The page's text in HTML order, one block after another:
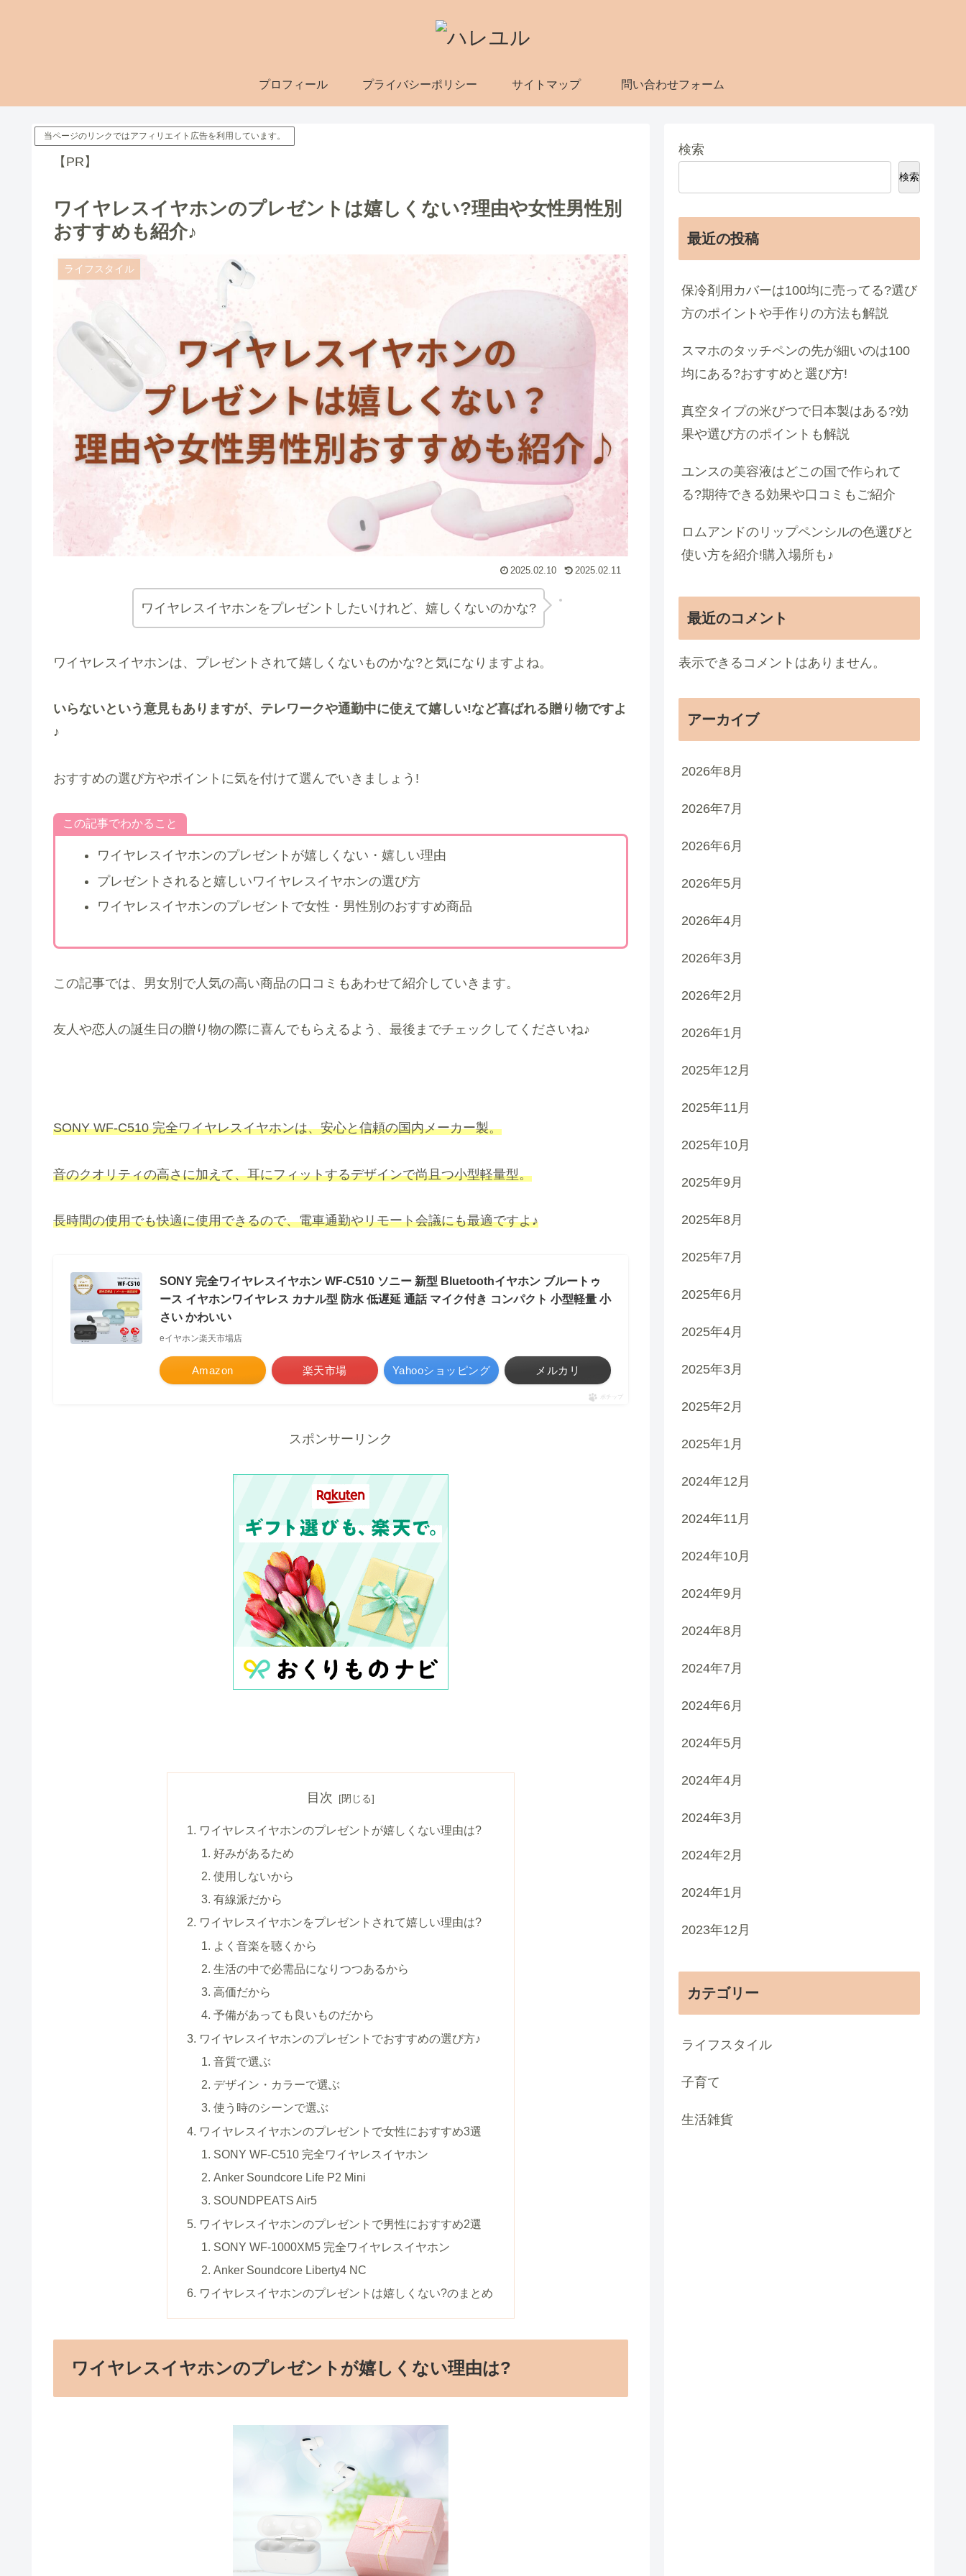
プロフィール プライバシーポリシー サイトマップ 問い合わせフォーム
当ページのリンクではアフィリエイト広告を利用しています。
【PR】
ワイヤレスイヤホンのプレゼントは嬉しくない?理由や女性男性別
おすすめも紹介♪
ライフスタイル
2025.02.10 2025.02.11
ワイヤレスイヤホンをプレゼントしたいけれど、嬉しくないのかな?
ワイヤレスイヤホンは、プレゼントされて嬉しくないものかな?と気になりますよね。
いらないという意見もありますが、テレワークや通勤中に使えて嬉しい!など喜ばれる贈り物ですよ
♪
おすすめの選び方やポイントに気を付けて選んでいきましょう!
この記事でわかること
ワイヤレスイヤホンのプレゼントが嬉しくない・嬉しい理由
プレゼントされると嬉しいワイヤレスイヤホンの選び方
ワイヤレスイヤホンのプレゼントで女性・男性別のおすすめ商品
この記事では、男女別で人気の高い商品の口コミもあわせて紹介していきます。
友人や恋人の誕生日の贈り物の際に喜んでもらえるよう、最後までチェックしてくださいね♪
SONY WF-C510 完全ワイヤレスイヤホンは、安心と信頼の国内メーカー製。
音のクオリティの高さに加えて、耳にフィットするデザインで尚且つ小型軽量型。
長時間の使用でも快適に使用できるので、電車通勤やリモート会議にも最適ですよ♪
SONY 完全ワイヤレスイヤホン WF-C510 ソニー 新型 Bluetoothイヤホン ブルートゥ
ース イヤホンワイヤレス カナル型 防水 低遅延 通話 マイク付き コンパクト 小型軽量 小
さい かわいい
eイヤホン楽天市場店
Amazon 楽天市場 Yahooショッピング メルカリ
ポチップ
スポンサーリンク
目次
ワイヤレスイヤホンのプレゼントが嬉しくない理由は?
好みがあるため
使用しないから
有線派だから
ワイヤレスイヤホンをプレゼントされて嬉しい理由は?
よく音楽を聴くから
生活の中で必需品になりつつあるから
高価だから
予備があっても良いものだから
ワイヤレスイヤホンのプレゼントでおすすめの選び方♪
音質で選ぶ
デザイン・カラーで選ぶ
使う時のシーンで選ぶ
ワイヤレスイヤホンのプレゼントで女性におすすめ3選
SONY WF-C510 完全ワイヤレスイヤホン
Anker Soundcore Life P2 Mini
SOUNDPEATS Air5
ワイヤレスイヤホンのプレゼントで男性におすすめ2選
SONY WF-1000XM5 完全ワイヤレスイヤホン
Anker Soundcore Liberty4 NC
ワイヤレスイヤホンのプレゼントは嬉しくない?のまとめ
ワイヤレスイヤホンのプレゼントが嬉しくない理由は?
検索
検索
最近の投稿
保冷剤用カバーは100均に売ってる?選び
方のポイントや手作りの方法も解説
スマホのタッチペンの先が細いのは100
均にある?おすすめと選び方!
真空タイプの米びつで日本製はある?効
果や選び方のポイントも解説
ユンスの美容液はどこの国で作られて
る?期待できる効果や口コミもご紹介
ロムアンドのリップペンシルの色選びと
使い方を紹介!購入場所も♪
最近のコメント
表示できるコメントはありません。
アーカイブ
2026年8月
2026年7月
2026年6月
2026年5月
2026年4月
2026年3月
2026年2月
2026年1月
2025年12月
2025年11月
2025年10月
2025年9月
2025年8月
2025年7月
2025年6月
2025年4月
2025年3月
2025年2月
2025年1月
2024年12月
2024年11月
2024年10月
2024年9月
2024年8月
2024年7月
2024年6月
2024年5月
2024年4月
2024年3月
2024年2月
2024年1月
2023年12月
カテゴリー
ライフスタイル
子育て
生活雑貨